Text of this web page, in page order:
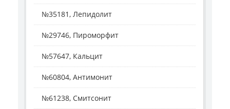
№35181, Лепидолит
№29746, Пироморфит
№57647, Кальцит
№60804, Антимонит
№61238, Смитсонит